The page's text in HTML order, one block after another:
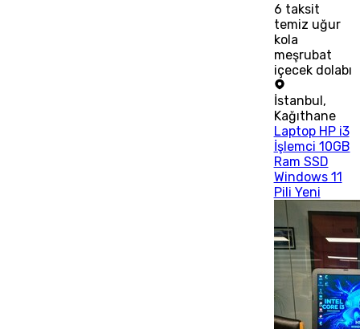
6 taksit
temiz uğur
kola
meşrubat
içecek dolabı
İstanbul,
Kağıthane
Laptop HP i3
İşlemci 10GB
Ram SSD
Windows 11
Pili Yeni